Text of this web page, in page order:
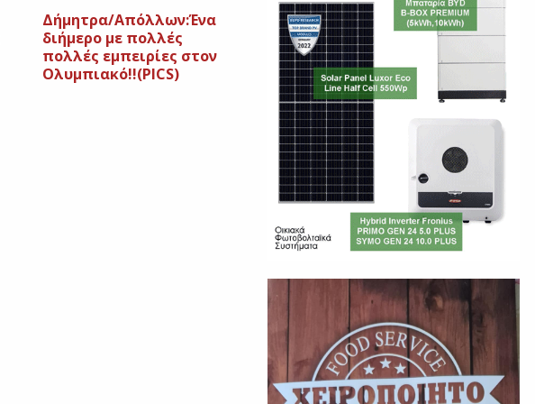
Δήμητρα/Απόλλων:Ένα
διήμερο με πολλές
πολλές εμπειρίες στον
Ολυμπιακό!!(PICS)